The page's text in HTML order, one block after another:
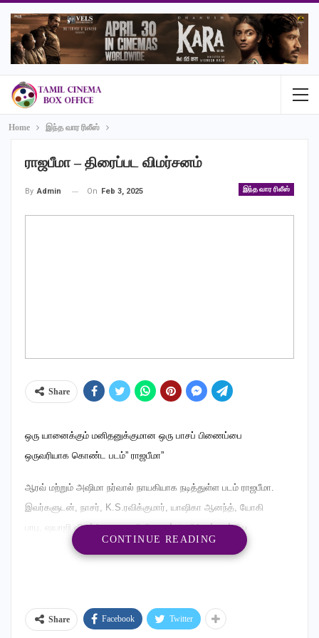
Home இந்த வார ரிலீஸ்
ராஜபீமா – திரைப்பட விமர்சனம்
இந்த வார ரிலீஸ்
By Admin On Feb 3, 2025
Share
ஒரு யானைக்கும் மனிதனுக்குமான ஒரு பாசப் பிணைப்பை
ஒருவரியாக கொண்ட படம்” ராஜபீமா”
ஆரவ் மற்றும் அஷிமா நர்வால் நாயகியாக நடித்துள்ள படம் ராஜபீமா.
இவர்களுடன், நாசர், K.S.ரவிக்குமார், யாஷிகா ஆனந்த், யோகி
பாபு, ஷயாஜி ஷிண்டே, பாகுபலி பிரபாகர் ஆகியோர் முக்கிய
கதாப்பாத்திரங்களில் நடித்துள்ளனர்.
சிறுவயதில் இருக்கும்போதே அவருடைய தாயார் இறந்துவிட்டார்.
தாயார் மீது மிகுந்த பாசம் வைத்திருந்த ஆரவ், தாய் இறந்த
CONTINUE READING
Share Facebook Twitter